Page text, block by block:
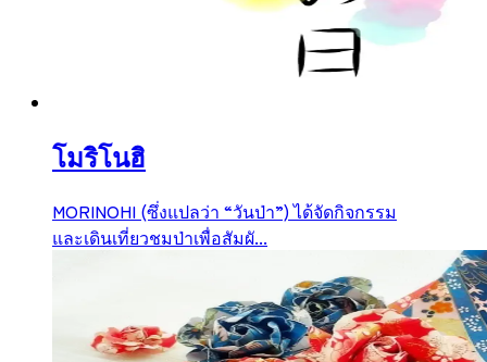
โมริโนฮิ
MORINOHI (ซึ่งแปลว่า “วันป่า”) ได้จัดกิจกรรม
และเดินเที่ยวชมป่าเพื่อสัมผั...